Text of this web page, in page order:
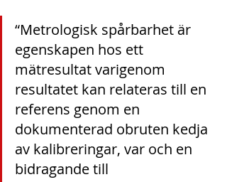
“Metrologisk spårbarhet är
egenskapen hos ett
mätresultat varigenom
resultatet kan relateras till en
referens genom en
dokumenterad obruten kedja
av kalibreringar, var och en
bidragande till